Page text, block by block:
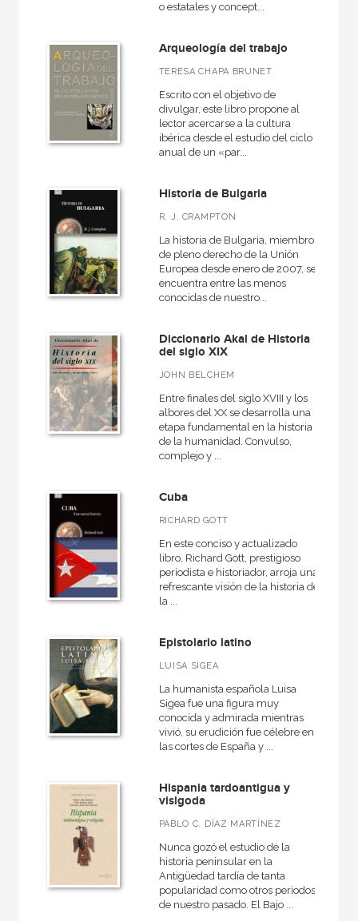
o estatales y concept...
Arqueología del trabajo
TERESA CHAPA BRUNET
Escrito con el objetivo de
divulgar, este libro propone al
lector acercarse a la cultura
ibérica desde el estudio del ciclo
anual de un «par...
Historia de Bulgaria
R. J. CRAMPTON
La historia de Bulgaria, miembro
de pleno derecho de la Unión
Europea desde enero de 2007, se
encuentra entre las menos
conocidas de nuestro...
Diccionario Akal de Historia
del siglo XIX
JOHN BELCHEM
Entre finales del siglo XVIII y los
albores del XX se desarrolla una
etapa fundamental en la historia
de la humanidad. Convulso,
complejo y ...
Cuba
RICHARD GOTT
En este conciso y actualizado
libro, Richard Gott, prestigioso
periodista e historiador, arroja una
refrescante visión de la historia de
la ...
Epistolario latino
LUISA SIGEA
La humanista española Luisa
Sigea fue una figura muy
conocida y admirada mientras
vivió, su erudición fue célebre en
las cortes de España y ...
Hispania tardoantigua y
visigoda
PABLO C. DÍAZ MARTÍNEZ
Nunca gozó el estudio de la
historia peninsular en la
Antigüedad tardía de tanta
popularidad como otros periodos
de nuestro pasado. El Bajo ...